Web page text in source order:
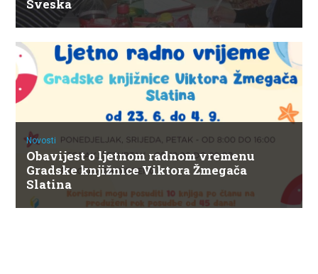
Sveska
Novosti
Obavijest o ljetnom radnom vremenu
Gradske knjižnice Viktora Žmegača
Slatina